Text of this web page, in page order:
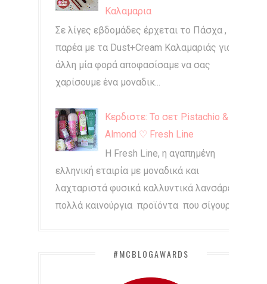
Καλαμαρια
Σε λίγες εβδομάδες έρχεται το Πάσχα , και
παρέα με τα Dust+Cream Καλαμαριάς για
άλλη μία φορά αποφασίσαμε να σας
χαρίσουμε ένα μοναδικ...
Κερδιστε: Το σετ Pistachio &
Almond ♡ Fresh Line
Η Fresh Line, η αγαπημένη
ελληνική εταιρία με μοναδικά και
λαχταριστά φυσικά καλλυντικά λανσάρει
πολλά καινούργια προϊόντα που σίγουρα...
#MCBLOGAWARDS